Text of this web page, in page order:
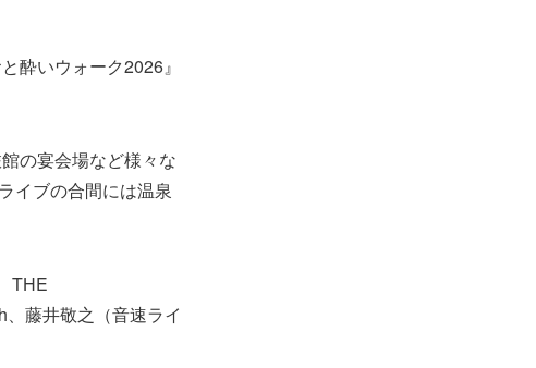
酔いウォーク2026』
の宴会場など様々な
イブの合間には温泉
THE
藤井敬之（音速ライ